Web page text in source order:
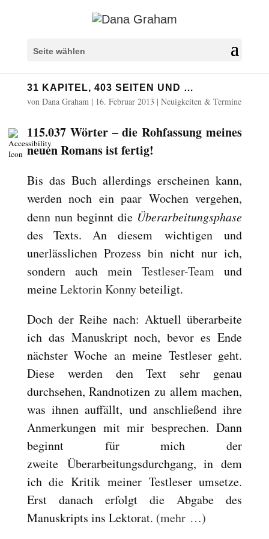
Seite wählen
31 KAPITEL, 403 SEITEN UND …
von Dana Graham| 16. Februar 2013 | Neuigkeiten & Termine
115.037 Wörter – die Rohfassung meines
neuen Romans ist fertig!
Bis das Buch allerdings erscheinen kann,
werden noch ein paar Wochen vergehen,
denn nun beginnt die Überarbeitungsphase
des Texts. An diesem wichtigen und
unerlässlichen Prozess bin nicht nur ich,
sondern auch meinTestleser-Team und
meineLektorin Konnybeteiligt.
Doch der Reihe nach: Aktuell überarbeite
ich das Manuskript noch, bevor es Ende
nächster Woche an meine Testleser geht.
Diese werden den Text sehr genau
durchsehen, Randnotizen zu allem machen,
was ihnen auffällt, und anschließend ihre
Anmerkungen mit mir besprechen. Dann
beginnt für mich der
zweite Überarbeitungsdurchgang, in dem
ich die Kritik meiner Testleser umsetze.
Erst danach erfolgt die Abgabe des
Manuskripts ins Lektorat. (mehr …)
Überschriften markieren
settings
zoom_out Herauszoomen
remove_circle_outline Schrift verkleinern
add_circle_outline Schrift vergrößern
spellcheck
brightness_high Heller Kontrast
brightness_low Dunkler Kontrast
format_underlined Links unterstreichen
font_download Links markieren
all